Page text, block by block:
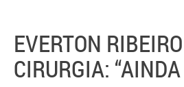
EVERTON
CIRURGIA: